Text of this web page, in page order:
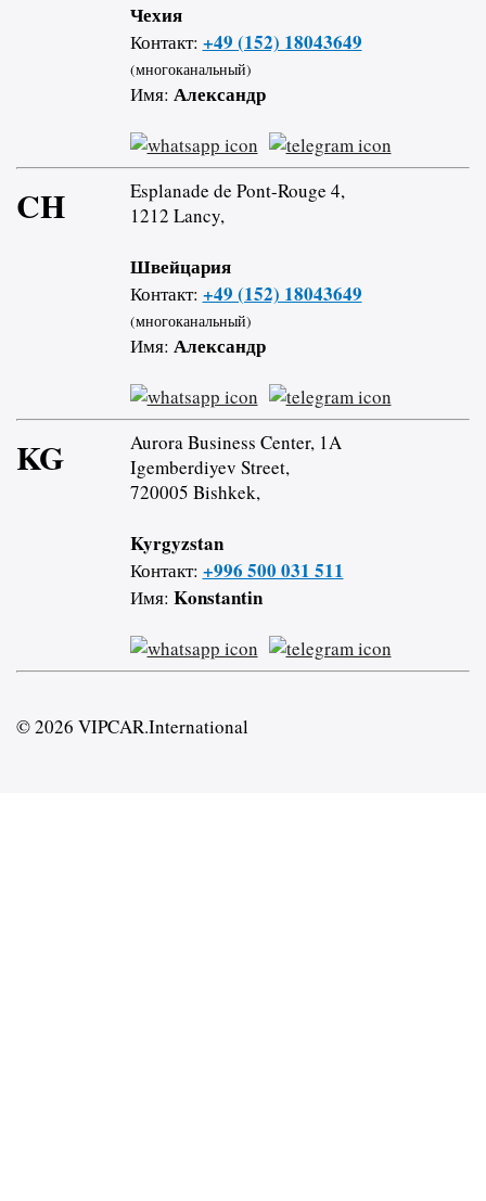
Чехия
Контакт: +49 (152) 18043649
(многоканальный)
Имя: Александр
CH
Esplanade de Pont-Rouge 4,
1212 Lancy,
Швейцария
Контакт: +49 (152) 18043649
(многоканальный)
Имя: Александр
KG
Aurora Business Center, 1A
Igemberdiyev Street,
720005 Bishkek,
Kyrgyzstan
Контакт: +996 500 031 511
Имя: Konstantin
© 2026 VIPCAR.International